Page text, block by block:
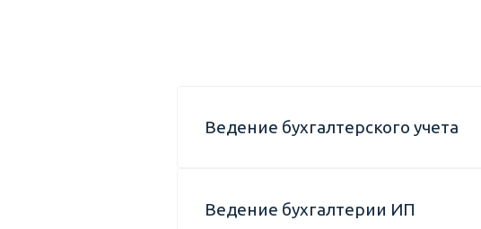
Ведение бухгалтерского учета
Ведение бухгалтерии ИП